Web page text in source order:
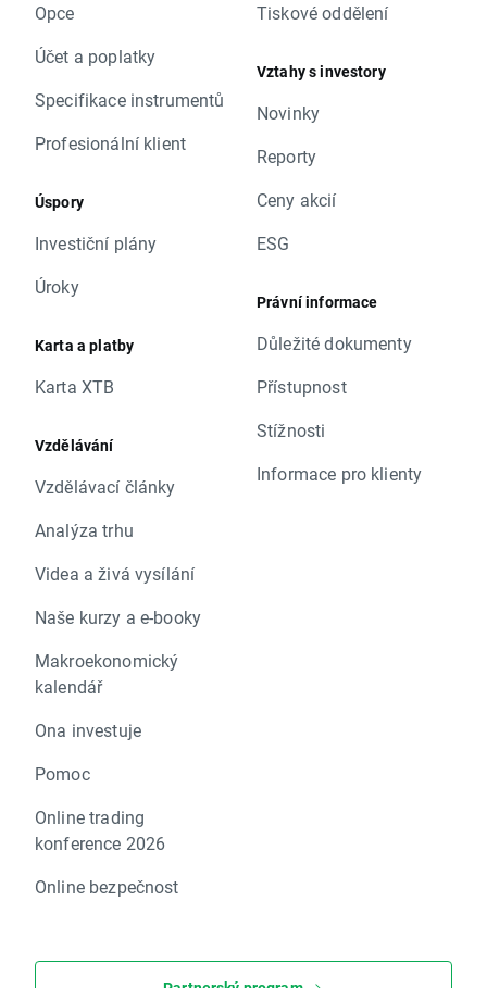
Opce
Účet a poplatky
Specifikace instrumentů
Profesionální klient
Úspory
Investiční plány
Úroky
Karta a platby
Karta XTB
Vzdělávání
Vzdělávací články
Analýza trhu
Videa a živá vysílání
Naše kurzy a e-booky
Makroekonomický
kalendář
Ona investuje
Pomoc
Online trading
konference 2026
Online bezpečnost
Tiskové oddělení
Vztahy s investory
Novinky
Reporty
Ceny akcií
ESG
Právní informace
Důležité dokumenty
Přístupnost
Stížnosti
Informace pro klienty